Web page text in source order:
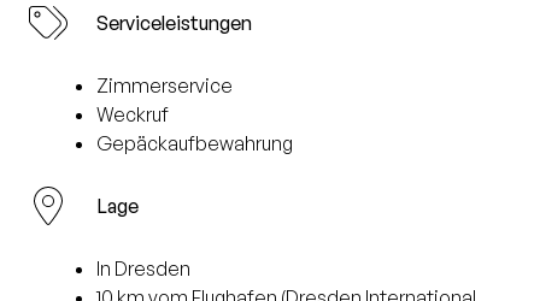
Serviceleistungen
Zimmerservice
Weckruf
Gepäckaufbewahrung
Lage
In Dresden